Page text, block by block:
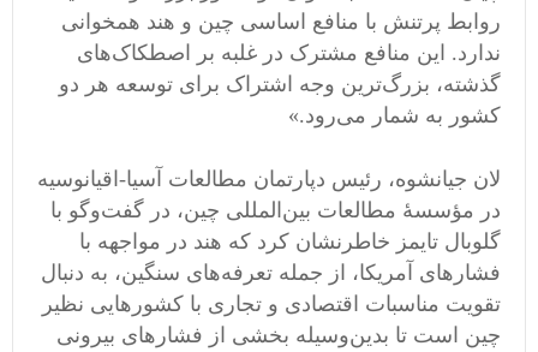
روابط پرتنش با منافع اساسی چین و هند همخوانی
ندارد. این منافع مشترک در غلبه بر اصطکاک‌های
گذشته، بزرگ‌ترین وجه اشتراک برای توسعه هر دو
کشور به شمار می‌رود.»
لان جیانشوه، رئیس دپارتمان مطالعات آسیا-اقیانوسیه
در مؤسسهٔ مطالعات بین‌المللی چین، در گفت‌وگو با
گلوبال تایمز خاطرنشان کرد که هند در مواجهه با
فشارهای آمریکا، از جمله تعرفه‌های سنگین، به دنبال
تقویت مناسبات اقتصادی و تجاری با کشورهایی نظیر
چین است تا بدین‌وسیله بخشی از فشارهای بیرونی